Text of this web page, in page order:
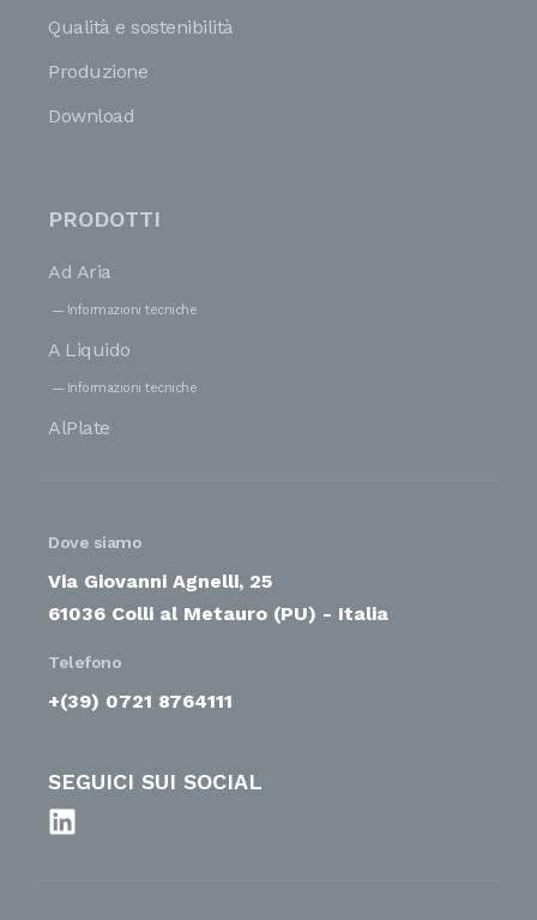
Qualità e sostenibilità
Produzione
Download
PRODOTTI
Ad Aria
Informazioni tecniche
A Liquido
Informazioni tecniche
AlPlate
Dove siamo
Via Giovanni Agnelli, 25
61036 Colli al Metauro (PU) - Italia
Telefono
+(39) 0721 8764111
SEGUICI SUI SOCIAL